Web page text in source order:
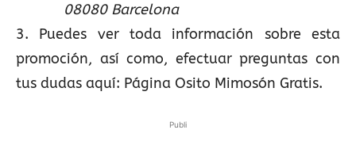
08080 Barcelona
3. Puedes ver toda información sobre esta
promoción, así como, efectuar preguntas con
tus dudas aquí: Página Osito Mimosón Gratis.
Publi